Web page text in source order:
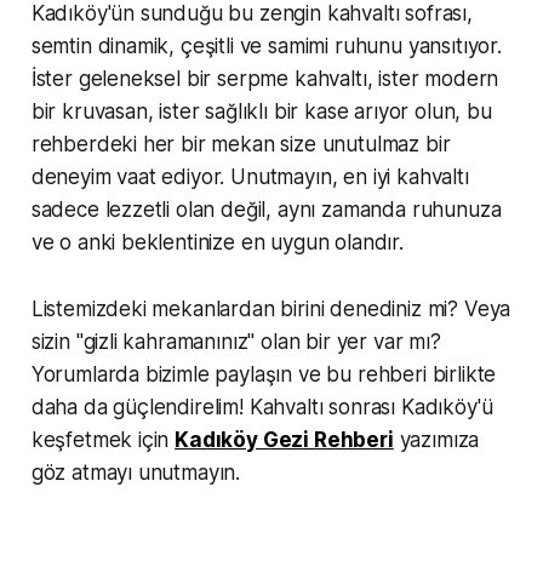
Kadıköy'ün sunduğu bu zengin kahvaltı sofrası,
semtin dinamik, çeşitli ve samimi ruhunu yansıtıyor.
İster geleneksel bir serpme kahvaltı, ister modern
bir kruvasan, ister sağlıklı bir kase arıyor olun, bu
rehberdeki her bir mekan size unutulmaz bir
deneyim vaat ediyor. Unutmayın, en iyi kahvaltı
sadece lezzetli olan değil, aynı zamanda ruhunuza
ve o anki beklentinize en uygun olandır.
Listemizdeki mekanlardan birini denediniz mi? Veya
sizin "gizli kahramanınız" olan bir yer var mı?
Yorumlarda bizimle paylaşın ve bu rehberi birlikte
daha da güçlendirelim! Kahvaltı sonrası Kadıköy'ü
keşfetmek için Kadıköy Gezi Rehberi yazımıza
göz atmayı unutmayın.